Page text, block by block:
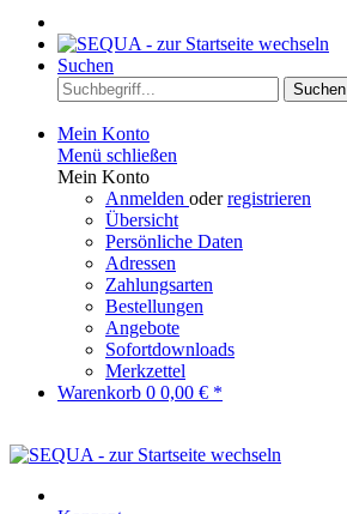
Suchen
Suchen
Mein Konto
Menü schließen
Mein Konto
Anmelden oderregistrieren
Übersicht
Persönliche Daten
Adressen
Zahlungsarten
Bestellungen
Angebote
Sofortdownloads
Merkzettel
Warenkorb 0 0,00 € *